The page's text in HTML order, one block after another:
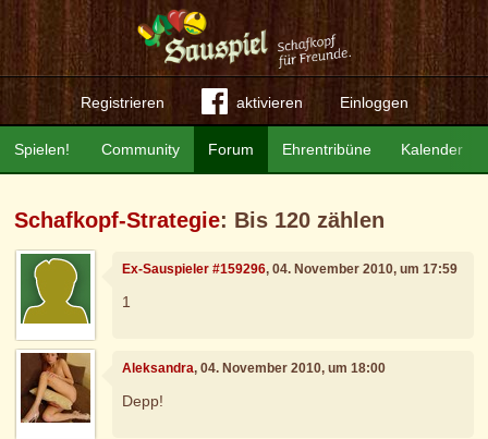
Registrieren aktivieren Einloggen
Community Forum Ehrentribüne Kalender
Spielen!
Schafkopf-Strategie: Bis 120 zählen
Ex-Sauspieler #159296, 04. November 2010, um 17:59
1
Aleksandra, 04. November 2010, um 18:00
Depp!